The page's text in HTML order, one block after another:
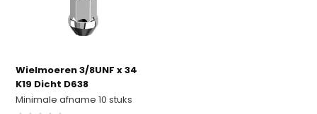
Wielmoeren 3/8UNF x 34
K19 Dicht D638
Minimale afname 10 stuks